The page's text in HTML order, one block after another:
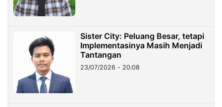
Sister City: Peluang Besar, tetapi
Implementasinya Masih Menjadi
Tantangan
23/07/2026 - 20:08